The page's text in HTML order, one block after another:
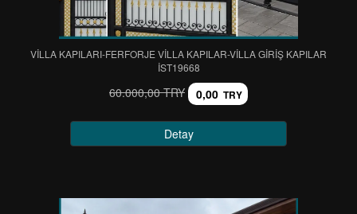
VİLLA KAPILARI-FERFORJE VİLLA KAPILAR-VİLLA GİRİŞ KAPILAR
IST19668
60.000,00 TRY 0,00 TRY
Detay